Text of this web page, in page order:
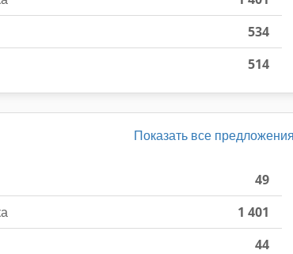
534
514
Показать все
49
1 401
44